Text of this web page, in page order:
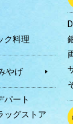
ク料理
やげ
パート
ッグストア